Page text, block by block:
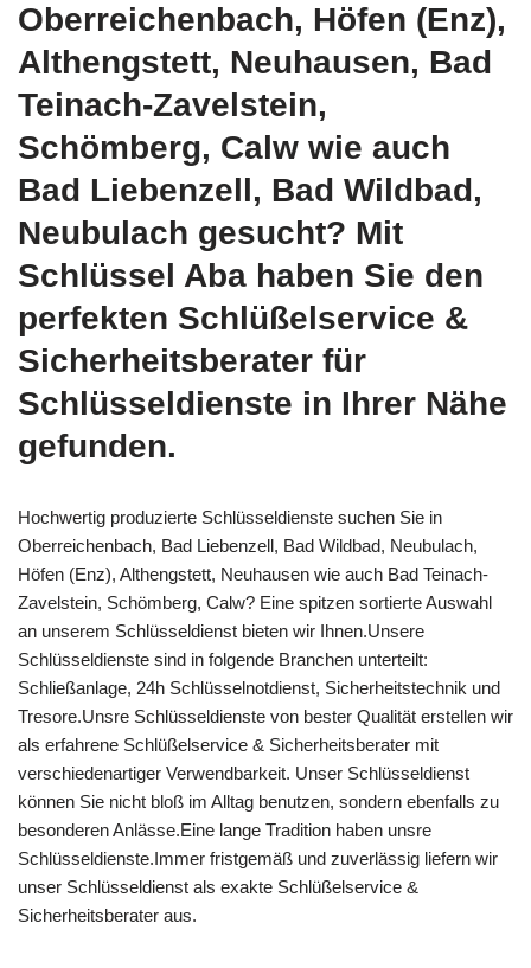
Oberreichenbach, Höfen (Enz),
Althengstett, Neuhausen, Bad
Teinach-Zavelstein,
Schömberg, Calw wie auch
Bad Liebenzell, Bad Wildbad,
Neubulach gesucht? Mit
Schlüssel Aba haben Sie den
perfekten Schlüßelservice &
Sicherheitsberater für
Schlüsseldienste in Ihrer Nähe
gefunden.
Hochwertig produzierte Schlüsseldienste suchen Sie in
Oberreichenbach, Bad Liebenzell, Bad Wildbad, Neubulach,
Höfen (Enz), Althengstett, Neuhausen wie auch Bad Teinach-
Zavelstein, Schömberg, Calw? Eine spitzen sortierte Auswahl
an unserem Schlüsseldienst bieten wir Ihnen.Unsere
Schlüsseldienste sind in folgende Branchen unterteilt:
Schließanlage, 24h Schlüsselnotdienst, Sicherheitstechnik und
Tresore.Unsre Schlüsseldienste von bester Qualität erstellen wir
als erfahrene Schlüßelservice & Sicherheitsberater mit
verschiedenartiger Verwendbarkeit. Unser Schlüsseldienst
können Sie nicht bloß im Alltag benutzen, sondern ebenfalls zu
besonderen Anlässe.Eine lange Tradition haben unsre
Schlüsseldienste.Immer fristgemäß und zuverlässig liefern wir
unser Schlüsseldienst als exakte Schlüßelservice &
Sicherheitsberater aus.